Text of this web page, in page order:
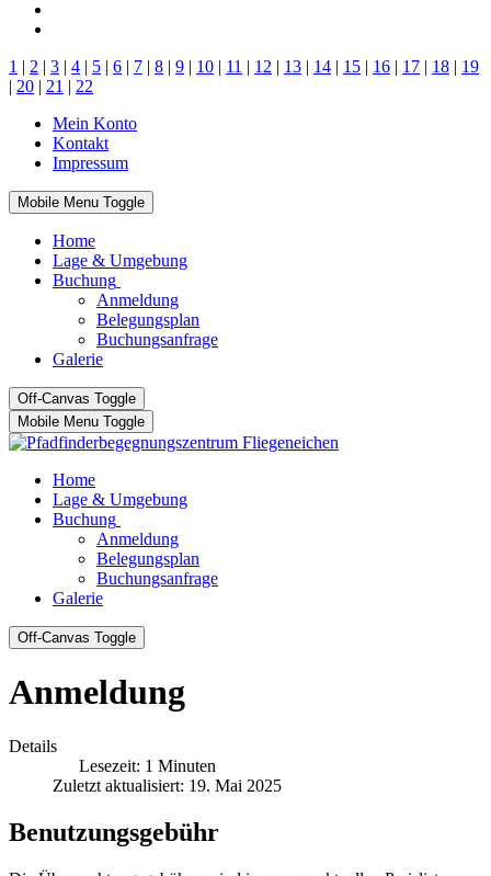
1 | 2 | 3 | 4 | 5 | 6 | 7 | 8 | 9 | 10 | 11 | 12 | 13 | 14 | 15 | 16 | 17 | 18 | 19
| 20 | 21 | 22
Mein Konto
Kontakt
Impressum
Mobile Menu Toggle
Home
Lage & Umgebung
Buchung
Anmeldung
Belegungsplan
Buchungsanfrage
Galerie
Off-Canvas Toggle
Mobile Menu Toggle
Home
Lage & Umgebung
Buchung
Anmeldung
Belegungsplan
Buchungsanfrage
Galerie
Off-Canvas Toggle
Anmeldung
Details
Lesezeit: 1 Minuten
Zuletzt aktualisiert: 19. Mai 2025
Benutzungsgebühr